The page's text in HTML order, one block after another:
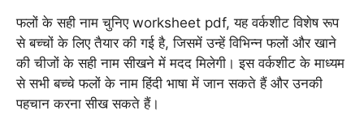
फलों के सही नाम चुनिए worksheet pdf, यह वर्कशीट विशेष रूप
से बच्चों के लिए तैयार की गई है, जिसमें उन्हें विभिन्न फलों और खाने
की चीजों के सही नाम सीखने में मदद मिलेगी। इस वर्कशीट के माध्यम
से सभी बच्चे फलों के नाम हिंदी भाषा में जान सकते हैं और उनकी
पहचान करना सीख सकते हैं।